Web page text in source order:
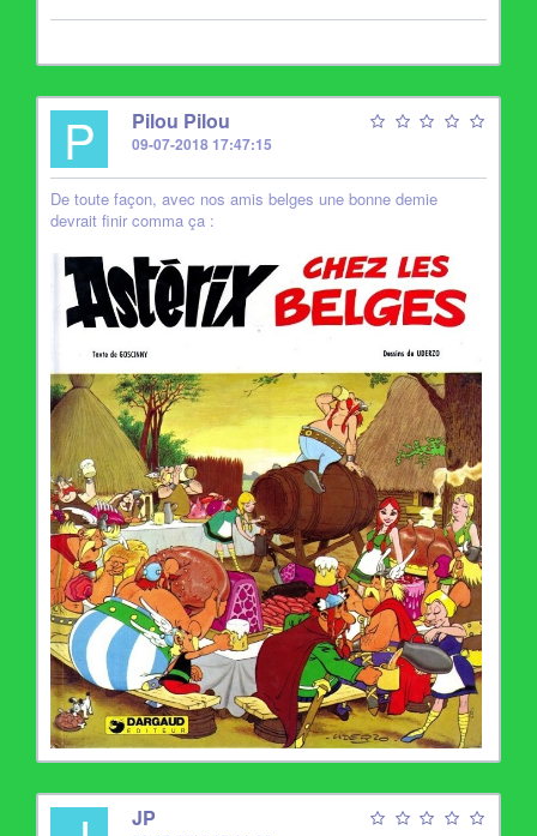
P Pilou Pilou
09-07-2018 17:47:15
De toute façon, avec nos amis belges une bonne demie
devrait finir comma ça :
JP